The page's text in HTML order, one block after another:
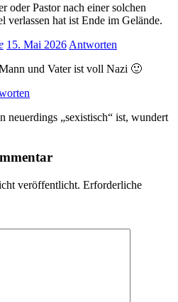
oder Pastor nach einer solchen
verlassen hat ist Ende im Gelände.
15. Mai 2026 Antworten
und Vater ist voll Nazi 🙂
neuerdings „sexistisch“ ist, wundert
veröffentlicht. Erforderliche